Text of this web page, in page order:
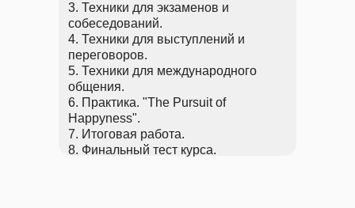
3. Техники для экзаменов и
собеседований.
4. Техники для выступлений и
переговоров.
5. Техники для международного
общения.
6. Практика. "The Pursuit of
Happyness".
7. Итоговая работа.
8. Финальный тест курса.